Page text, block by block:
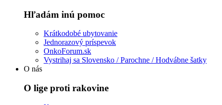
Hľadám inú pomoc
Krátkodobé ubytovanie
Jednorazový príspevok
OnkoForum.sk
Vystrihaj sa Slovensko / Parochne / Hodvábne šatky
O nás
O lige proti rakovine